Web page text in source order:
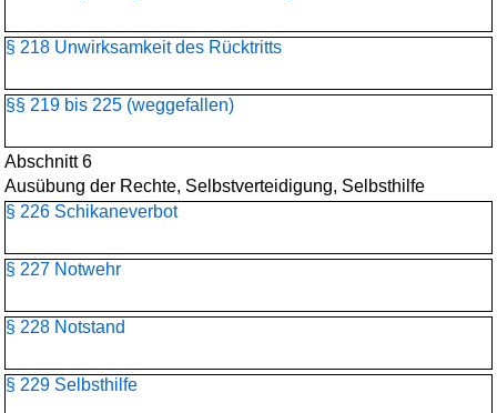
§ 218 Unwirksamkeit des Rücktritts
§§ 219 bis 225 (weggefallen)
Abschnitt 6
Ausübung der Rechte, Selbstverteidigung, Selbsthilfe
§ 226 Schikaneverbot
§ 227 Notwehr
§ 228 Notstand
§ 229 Selbsthilfe